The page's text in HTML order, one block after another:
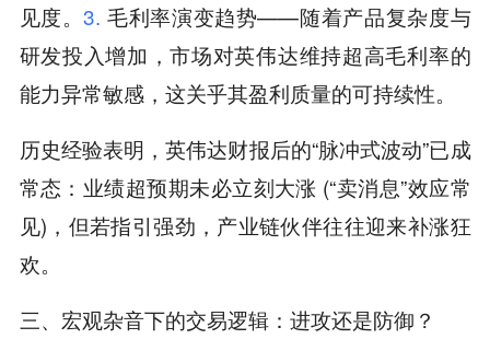
见度。3.毛利率演变趋势——随着产品复杂度与
研发投入增加，市场对英伟达维持超高毛利率的
能力异常敏感，这关乎其盈利质量的可持续性。
历史经验表明，英伟达财报后的“脉冲式波动”已成
常态：业绩超预期未必立刻大涨 (“卖消息”效应常
见)，但若指引强劲，产业链伙伴往往迎来补涨狂
欢。
三、宏观杂音下的交易逻辑：进攻还是防御？